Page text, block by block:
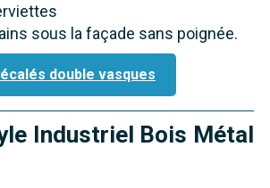
sous la façade sans poignée.
double vasques
Industriel Bois Métal